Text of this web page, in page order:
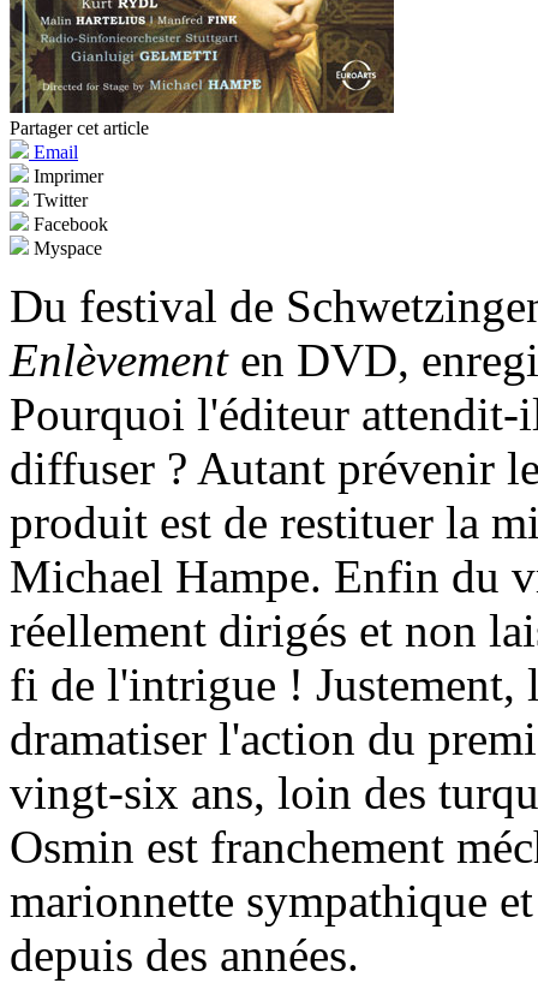
Partager cet article
Email
Imprimer
Twitter
Facebook
Myspace
Du festival de
Enlèvementen DVD,
Pourquoi l'éditeur attendit-
diffuser ? Autant prévenir
produit est de restituer la
Michael Hampe. Enfin du
réellement dirigés et non
fi de l'intrigue ! Justement,
dramatiser l'action du
vingt-six ans, loin des
Osmin est franchement
marionnette sympathique
depuis des années.